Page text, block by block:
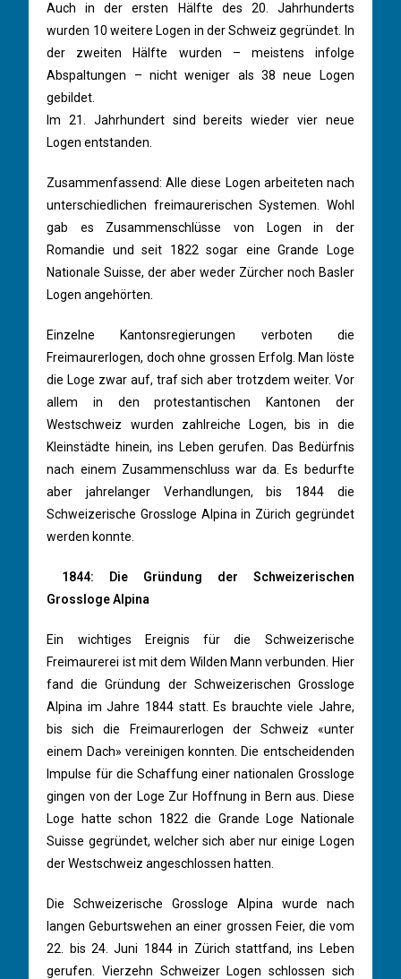
Auch in der ersten Hälfte des 20. Jahrhunderts
wurden 10 weitere Logen in der Schweiz gegründet. In
der zweiten Hälfte wurden – meistens infolge
Abspaltungen – nicht weniger als 38 neue Logen
gebildet.
Im 21. Jahrhundert sind bereits wieder vier neue
Logen entstanden.
Zusammenfassend: Alle diese Logen arbeiteten nach
unterschiedlichen freimaurerischen Systemen. Wohl
gab es Zusammenschlüsse von Logen in der
Romandie und seit 1822 sogar eine Grande Loge
Nationale Suisse, der aber weder Zürcher noch Basler
Logen angehörten.
Einzelne Kantonsregierungen verboten die
Freimaurerlogen, doch ohne grossen Erfolg. Man löste
die Loge zwar auf, traf sich aber trotzdem weiter. Vor
allem in den protestantischen Kantonen der
Westschweiz wurden zahlreiche Logen, bis in die
Kleinstädte hinein, ins Leben gerufen. Das Bedürfnis
nach einem Zusammenschluss war da. Es bedurfte
aber jahrelanger Verhandlungen, bis 1844 die
Schweizerische Grossloge Alpina in Zürich gegründet
werden konnte.
1844: Die Gründung der Schweizerischen
Grossloge Alpina
Ein wichtiges Ereignis für die Schweizerische
Freimaurerei ist mit dem Wilden Mann verbunden. Hier
fand die Gründung der Schweizerischen Grossloge
Alpina im Jahre 1844 statt. Es brauchte viele Jahre,
bis sich die Freimaurerlogen der Schweiz «unter
einem Dach» vereinigen konnten. Die entscheidenden
Impulse für die Schaffung einer nationalen Grossloge
gingen von der Loge Zur Hoffnung in Bern aus. Diese
Loge hatte schon 1822 die Grande Loge Nationale
Suisse gegründet, welcher sich aber nur einige Logen
der Westschweiz angeschlossen hatten.
Die Schweizerische Grossloge Alpina wurde nach
langen Geburtswehen an einer grossen Feier, die vom
22. bis 24. Juni 1844 in Zürich stattfand, ins Leben
gerufen. Vierzehn Schweizer Logen schlossen sich